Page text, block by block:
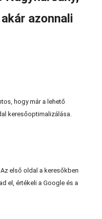
azonnali
hogy már a lehető
keresőoptimalizálása.
első oldal a keresőkben
el, értékeli a Google és a